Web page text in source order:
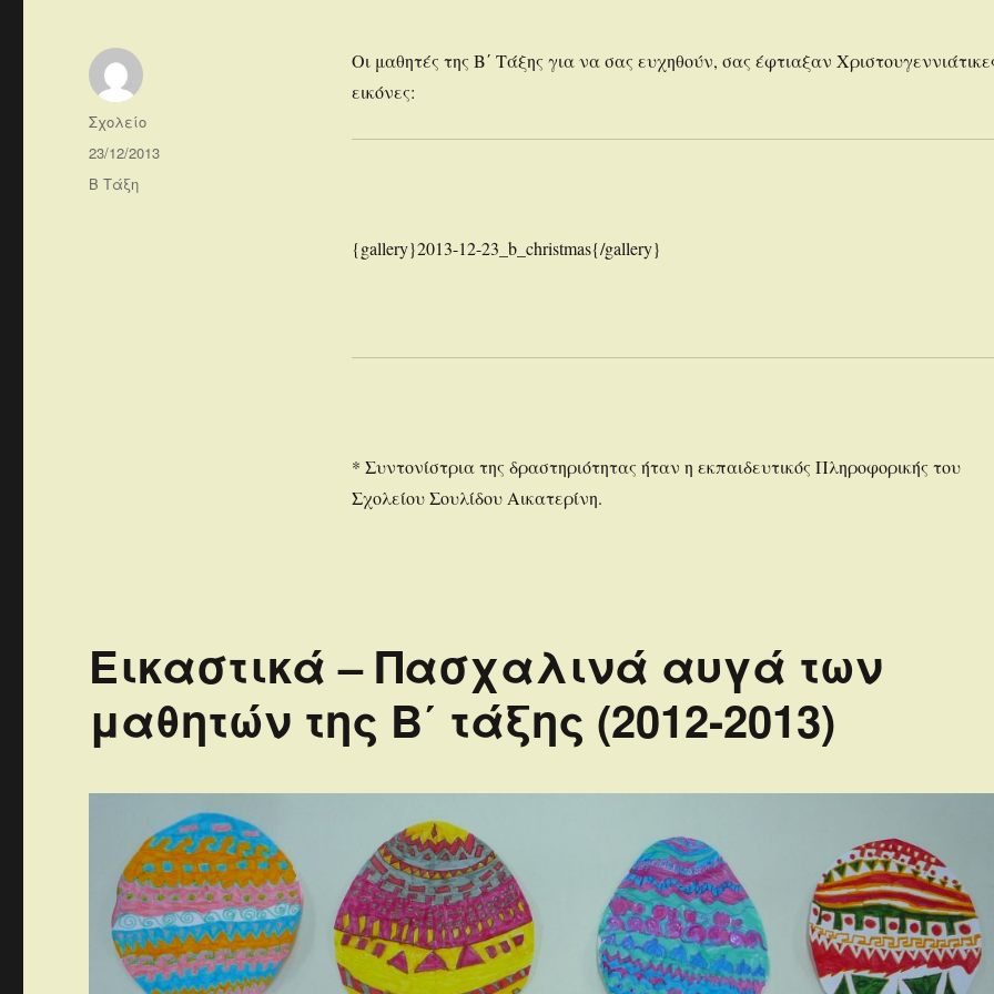
Οι μαθητές της Β΄ Τάξης για να σας ευχηθούν, σας έφτιαξαν
εικόνες:
{gallery}2013-12-23_b_christmas{/gallery}
* Συντονίστρια της δραστηριότητας ήταν η εκπαιδευτικός Πληροφορικής του
Σχολείου Σουλίδου Αικατερίνη.
Συντάκτης
Σχολείο
Δημοσιεύτηκε
την
23/12/2013
Κατηγορίες
Β Τάξη
Εικαστικά – Πασχαλινά αυγά των
μαθητών της B΄ τάξης (2012-2013)